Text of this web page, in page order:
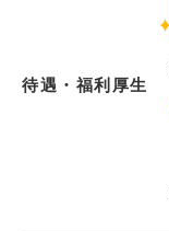
待遇・福利厚生